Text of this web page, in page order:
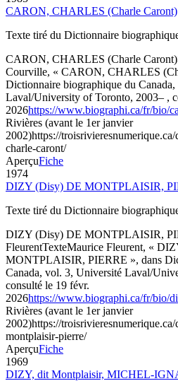
CARON, CHARLES (Charle Caront)
Texte tiré du Dictionnaire
CARON, CHARLES (Charle Caront)
Courville, « CARON, CHARLES
Dictionnaire biographique du
Laval/University of Toronto, 2003– ,
2026https://www.biographi.ca/fr/bio/
Rivières (avant le 1er janvier
2002)https://
charle-caront/
AperçuFiche
1974
DIZY (Disy) DE MONTPLAISIR,
Texte tiré du Dictionnaire
DIZY (Disy) DE MONTPLAISIR,
FleurentTexteMaurice Fleurent, «
MONTPLAISIR, PIERRE », dans
Canada, vol. 3, Université Laval/
consulté le 19 févr.
2026https://www.biographi.ca/fr/bio/
Rivières (avant le 1er janvier
2002)https://
montplaisir-pierre/
AperçuFiche
1969
DIZY, dit Montplaisir, MICHEL-